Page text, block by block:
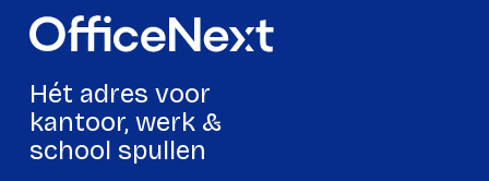
Hoogte:
-
Gewicht:
Hét adres voor
kantoor, werk &
school spullen